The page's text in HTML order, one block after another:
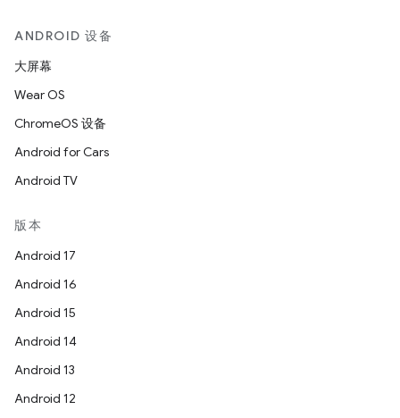
ANDROID 设备
大屏幕
Wear OS
ChromeOS 设备
Android for Cars
Android TV
版本
Android 17
Android 16
Android 15
Android 14
Android 13
Android 12